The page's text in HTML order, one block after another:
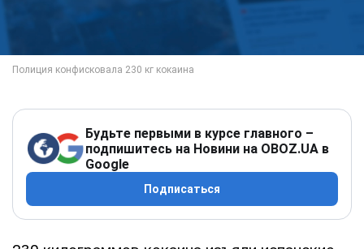
Будьте первыми в курсе главного –
подпишитесь на Новини на OBOZ.UA в
Google
Подписаться